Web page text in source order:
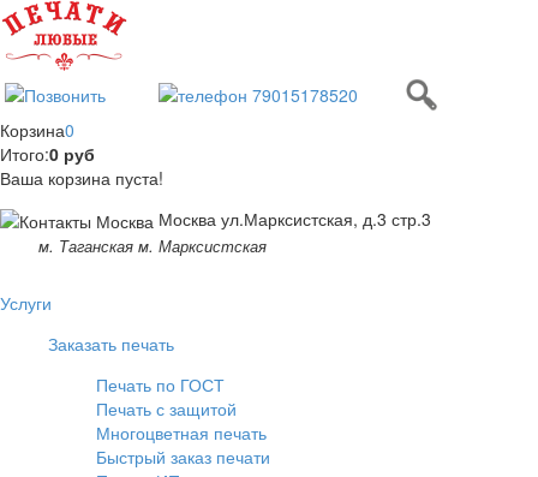
Корзина0
Итого:0 руб
Ваша корзина пуста!
Москва ул.Марксистская, д.3 стр.3
м. Таганская м. Марксистская
Услуги
Заказать печать
Печать по ГОСТ
Печать с защитой
Многоцветная печать
Быстрый заказ печати